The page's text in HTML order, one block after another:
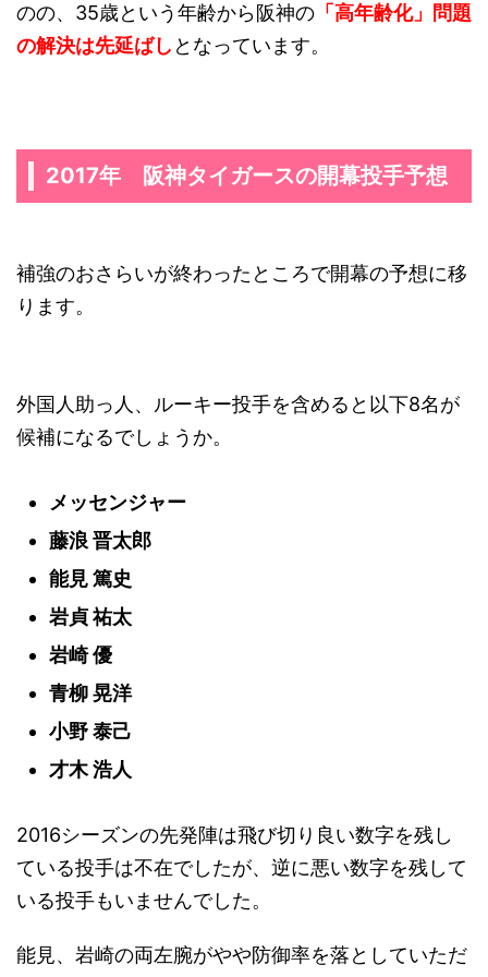
のの、35歳という年齢から阪神の 「高年齢化」問題
の解決は先延ばし となっています。
2017年 阪神タイガースの開幕投手予想
補強のおさらいが終わったところで開幕の予想に移
ります。
外国人助っ人、ルーキー投手を含めると以下8名が
候補になるでしょうか。
メッセンジャー
藤浪 晋太郎
能見 篤史
岩貞 祐太
岩崎 優
青柳 晃洋
小野 泰己
才木 浩人
2016シーズンの先発陣は飛び切り良い数字を残し
ている投手は不在でしたが、逆に悪い数字を残して
いる投手もいませんでした。
能見、岩崎の両左腕がやや防御率を落としていただ